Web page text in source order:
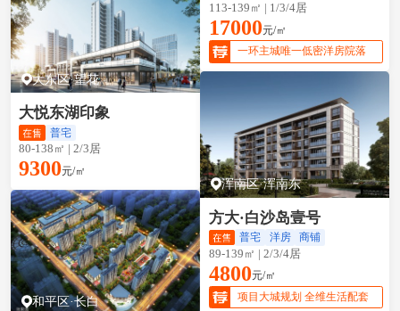
大东区·望花
大悦东湖印象
普宅
80-138㎡ | 2/3居
9300元/㎡
和平区·长白
113-139㎡ | 1/3/4居
17000元/㎡
一环主城唯一低密洋房院落
浑南区·浑南东
方大·白沙岛壹号
普宅 洋房 商铺
89-139㎡ | 2/3/4居
4800元/㎡
项目大城规划 全维生活配套